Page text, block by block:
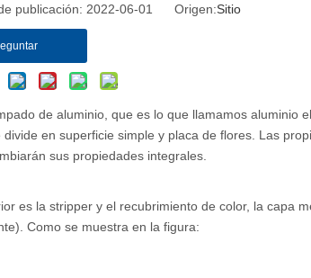
publicación: 2022-06-01 Origen:Sitio
de aluminio, que es lo que llamamos aluminio
en superficie simple y placa de flores. Las
sus propiedades integrales.
es la stripper y el recubrimiento de color, la capa
Como se muestra en la figura: